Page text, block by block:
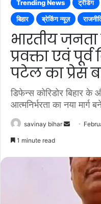
Trending News ट्रेंडिंग
बिहार
ब्रेकिंग न्यूज़
भारतीय जनता
प्रवक्ता एवं
पटेल का प्रेस
डिफेन्स कोरिडोर बिहार के
आत्मनिर्भरता का नया मार्ग
savinay bihar
Send
1 minute read